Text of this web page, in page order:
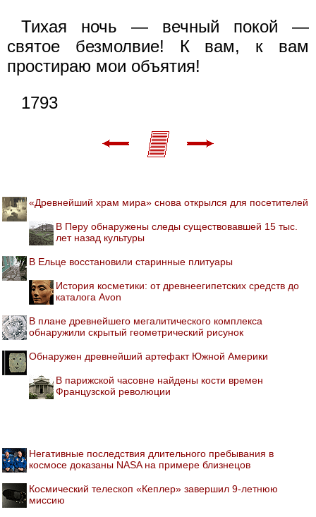
Тихая ночь — вечный покой —
святое безмолвие! К вам, к вам
простираю мои объятия!
1793
«Древнейший храм мира» снова открылся для посетителей
В Перу обнаружены следы существовавшей 15 тыс.
лет назад культуры
В Ельце восстановили старинные плитуары
История косметики: от древнеегипетских средств до
каталога Avon
В плане древнейшего мегалитического комплекса
обнаружили скрытый геометрический рисунок
Обнаружен древнейший артефакт Южной Америки
В парижской часовне найдены кости времен
Французской революции
Негативные последствия длительного пребывания в
космосе доказаны NASA на примере близнецов
Космический телескоп «Кеплер» завершил 9-летнюю
миссию